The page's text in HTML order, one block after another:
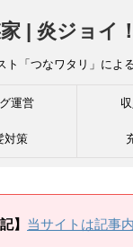
| 炎ジョイ
ト「つなワタリ」に
運営
対策
】 当サイトは記事